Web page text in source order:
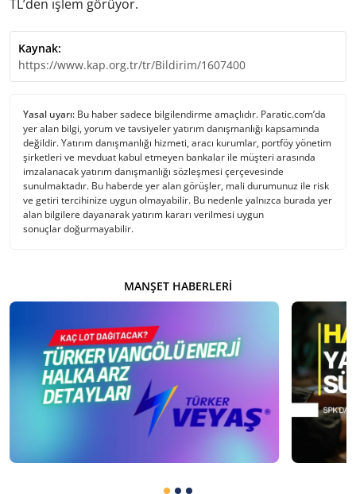
TL’den işlem görüyor.
Kaynak:
https://www.kap.org.tr/tr/Bildirim/1607400
Yasal uyarı: Bu haber sadece bilgilendirme amaçlıdır. Paratic.com’da
yer alan bilgi, yorum ve tavsiyeler yatırım danışmanlığı kapsamında
değildir. Yatırım danışmanlığı hizmeti, aracı kurumlar, portföy yönetim
şirketleri ve mevduat kabul etmeyen bankalar ile müşteri arasında
imzalanacak yatırım danışmanlığı sözleşmesi çerçevesinde
sunulmaktadır. Bu haberde yer alan görüşler, mali durumunuz ile risk
ve getiri tercihinize uygun olmayabilir. Bu nedenle yalnızca burada yer
alan bilgilere dayanarak yatırım kararı verilmesi uygun
sonuçlar doğurmayabilir.
MANŞET HABERLERI